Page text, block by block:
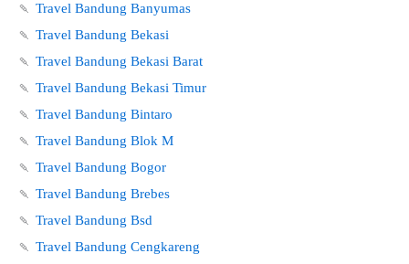
🍡 Travel Bandung Banyumas
🍡 Travel Bandung Bekasi
🍡 Travel Bandung Bekasi Barat
🍡 Travel Bandung Bekasi Timur
🍡 Travel Bandung Bintaro
🍡 Travel Bandung Blok M
🍡 Travel Bandung Bogor
🍡 Travel Bandung Brebes
🍡 Travel Bandung Bsd
🍡 Travel Bandung Cengkareng